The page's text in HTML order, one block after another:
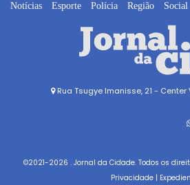
Notícias Esporte Polícia Região Social
Rua Tsugye Imanisse, 21 - Center
©2021-2026 . Jornal da Cidade. Todos os
Privacidade|